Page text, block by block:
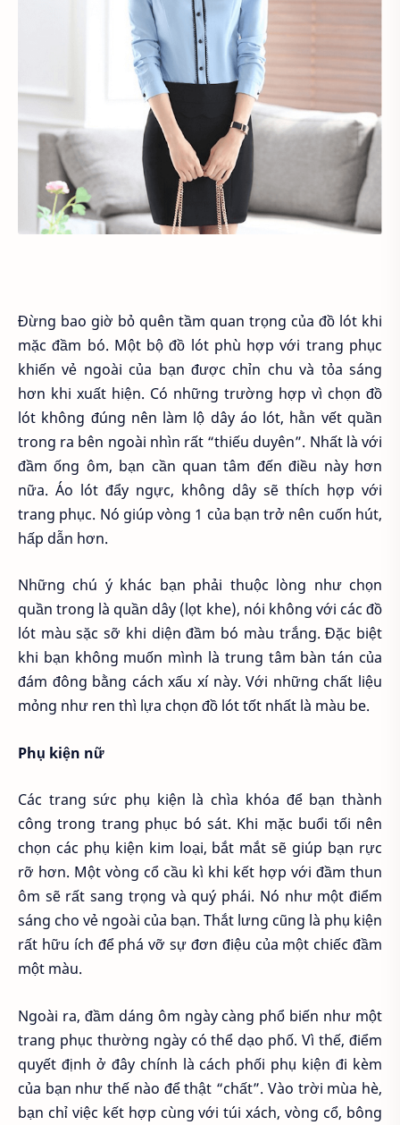
Đừng bao giờ bỏ quên tầm quan trọng của đồ lót khi
mặc đầm bó. Một bộ đồ lót phù hợp với trang phục
khiến vẻ ngoài của bạn được chỉn chu và tỏa sáng
hơn khi xuất hiện. Có những trường hợp vì chọn đồ
lót không đúng nên làm lộ dây áo lót, hằn vết quần
trong ra bên ngoài nhìn rất “thiếu duyên”. Nhất là với
đầm ống ôm, bạn cần quan tâm đến điều này hơn
nữa. Áo lót đẩy ngực, không dây sẽ thích hợp với
trang phục. Nó giúp vòng 1 của bạn trở nên cuốn hút,
hấp dẫn hơn.
Những chú ý khác bạn phải thuộc lòng như chọn
quần trong là quần dây (lọt khe), nói không với các đồ
lót màu sặc sỡ khi diện đầm bó màu trắng. Đặc biệt
khi bạn không muốn mình là trung tâm bàn tán của
đám đông bằng cách xấu xí này. Với những chất liệu
mỏng như ren thì lựa chọn đồ lót tốt nhất là màu be.
Phụ kiện nữ
Các trang sức phụ kiện là chìa khóa để bạn thành
công trong trang phục bó sát. Khi mặc buổi tối nên
chọn các phụ kiện kim loại, bắt mắt sẽ giúp bạn rực
rỡ hơn. Một vòng cổ cầu kì khi kết hợp với đầm thun
ôm sẽ rất sang trọng và quý phái. Nó như một điểm
sáng cho vẻ ngoài của bạn. Thắt lưng cũng là phụ kiện
rất hữu ích để phá vỡ sự đơn điệu của một chiếc đầm
một màu.
Ngoài ra, đầm dáng ôm ngày càng phổ biến như một
trang phục thường ngày có thể dạo phố. Vì thế, điểm
quyết định ở đây chính là cách phối phụ kiện đi kèm
của bạn như thế nào để thật “chất”. Vào trời mùa hè,
bạn chỉ việc kết hợp cùng với túi xách, vòng cổ, bông